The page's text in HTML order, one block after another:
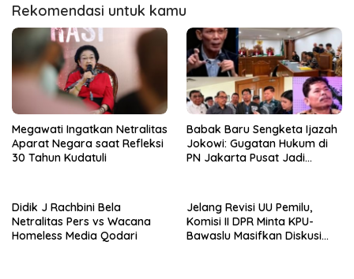
Rekomendasi untuk kamu
Megawati Ingatkan Netralitas
Aparat Negara saat Refleksi
30 Tahun Kudatuli
Babak Baru Sengketa Ijazah
Jokowi: Gugatan Hukum di
PN Jakarta Pusat Jadi
Didik J Rachbini Bela
Netralitas Pers vs Wacana
Homeless Media Qodari
Jelang Revisi UU Pemilu,
Komisi II DPR Minta KPU-
Bawaslu Masifkan Diskusi